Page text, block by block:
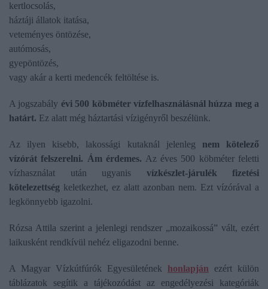
kertlocsolás,
háztáji állatok itatása,
veteményes öntözése,
autómosás,
gyepöntözés,
vagy akár a kerti medencék feltöltése is.
A jogszabály évi 500 köbméter vízfelhasználásnál húzza meg a
határt. Ez alatt még háztartási vízigényről beszélünk.
Az ilyen kisebb, lakossági kutaknál jelenleg nem kötelező
vízórát felszerelni. Ám érdemes. Az éves 500 köbméter feletti
vízhasználat után ugyanis vízkészlet-járulék fizetési
kötelezettség keletkezhet, ez alatt azonban nem. Ezt vízórával a
legkönnyebb igazolni.
Rózsa Attila szerint a jelenlegi rendszer „mozaikossá” vált, ezért
laikusként rendkívül nehéz eligazodni benne.
A Magyar Vízkútfúrók Egyesületének honlapján ezért külön
táblázatok segítik a tájékozódást az engedélyezési kategóriák